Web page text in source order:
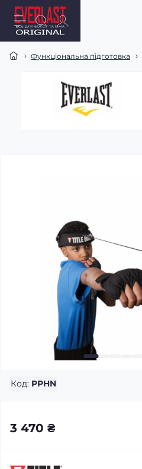
Функціональна підготовка
Код: PPHN
3 470 ₴